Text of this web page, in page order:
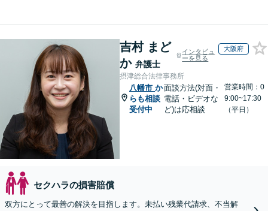
吉村 まど
か 弁護士
インタビュ
ーを見る
大阪府
摂津総合法律事務所
八幡市 か
らも相談
受付中
面談方法(対面・
電話・ビデオな
ど)は応相談
営業時間：0
9:00~17:30
（平日）
セクハラの損害賠償
双方にとって最善の解決を目指します。未払い残業代請求、不当解